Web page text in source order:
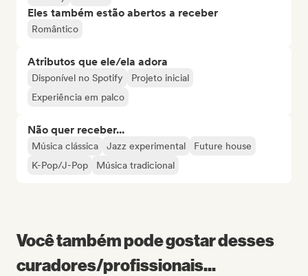
Eles também estão abertos a receber
Romântico
Atributos que ele/ela adora
Disponível no Spotify
Projeto inicial
Experiência em palco
Não quer receber...
Música clássica Jazz experimental
Future house
K-Pop/J-Pop
Música tradicional
Você também pode gostar desses
curadores/profissionais...